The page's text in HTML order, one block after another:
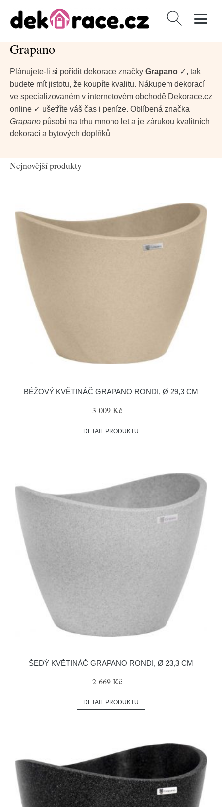
Vyhledávání
Grapano
Plánujete-li si pořídit dekorace značky Grapano ✓, tak
budete mít jistotu, že koupíte kvalitu. Nákupem dekorací
ve specializovaném v internetovém obchodě Dekorace.cz
online ✓ ušetříte váš čas i peníze. Oblíbená značka
Grapano působí na trhu mnoho let a je zárukou kvalitních
dekorací a bytových doplňků.
Nejnovější produkty
BÉŽOVÝ KVĚTINÁČ GRAPANO RONDI, Ø 29,3 CM
3 009 Kč
DETAIL PRODUKTU
ŠEDÝ KVĚTINÁČ GRAPANO RONDI, Ø 23,3 CM
2 669 Kč
DETAIL PRODUKTU